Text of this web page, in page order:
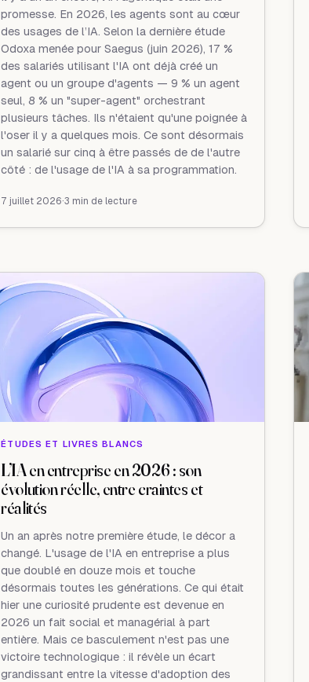
promesse. En 2026, les agents sont au cœur
des usages de l’IA. Selon la dernière étude
Odoxa menée pour Saegus (juin 2026), 17 %
des salariés utilisant l'IA ont déjà créé un
agent ou un groupe d'agents — 9 % un agent
seul, 8 % un "super-agent" orchestrant
plusieurs tâches. Ils n'étaient qu'une poignée à
l'oser il y a quelques mois. Ce sont désormais
un salarié sur cinq à être passés de de l'autre
côté : de l'usage de l'IA à sa programmation.
7 juillet 2026·3 min de lecture
ÉTUDES ET LIVRES BLANCS
L’IA en entreprise en 2026 : son
évolution réelle, entre craintes et
réalités
Un an après notre première étude, le décor a
changé. L'usage de l'IA en entreprise a plus
que doublé en douze mois et touche
désormais toutes les générations. Ce qui était
hier une curiosité prudente est devenue en
2026 un fait social et managérial à part
entière. Mais ce basculement n'est pas une
victoire technologique : il révèle un écart
grandissant entre la vitesse d'adoption des